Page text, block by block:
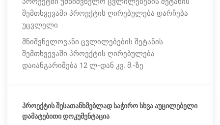
შემთხვევაში პროექტის ღირებულება დარჩება
უცვლელი
მნიშვნელოვანი ცვლილებების შეტანის
შემთხვევაში პროექტის ღირებულება
დაიანგარიშება 12 ლ-დან კვ. მ.-ზე
პროექტის შესათანხმებლად საჭირო სხვა აუცილებელი
დამატებითი დოკუმენტაცია